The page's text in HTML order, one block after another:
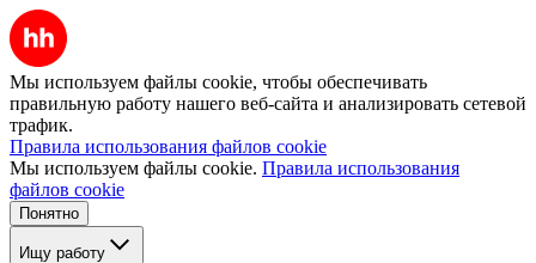
Мы используем файлы cookie, чтобы обеспечивать
правильную работу нашего веб-сайта и анализировать сетевой
трафик.
Правила использования файлов cookie
Мы используем файлы cookie. Правила использования
файлов cookie
Понятно
Ищу работу